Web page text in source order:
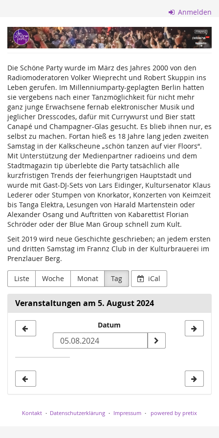
Inhalt
springen
Anmelden
Die
Schöne
Party
GmbH
Die Schöne Party wurde im März des Jahres 2000 von den
Radiomoderatoren Volker Wieprecht und Robert Skuppin ins
Leben gerufen. Im Millenniumparty-geplagten Berlin hatten
sie vergebens nach einer Tanzmöglichkeit für nicht mehr
ganz junge Erwachsene fernab elektronischer Musik und
jeglicher Dresscodes, dafür mit Currywurst und Bier statt
Canapé und Champagner-Glas gesucht. Es blieb ihnen nur, es
selbst zu machen. Fortan hieß es 18 Jahre lang jeden zweiten
Samstag in der Kalkscheune „schön tanzen auf vier Floors“.
Mit Unterstützung der Medienpartner radioeins und dem
Stadtmagazin tip überlebte die Party tatsächlich alle
kurzfristigen Trends der feierhungrigen Hauptstadt und
wurde mit Gast-DJ-Sets von Lars Eidinger, Kultursenator Klaus
Lederer oder Stumpen von Knorkator, Konzerten von Keimzeit
bis Tanga Elektra, Lesungen von Harald Martenstein oder
Alexander Osang und Auftritten von Kabarettist Florian
Schröder oder der Blue Man Group schnell zum Kult.
Seit 2019 wird neue Geschichte geschrieben; an jedem ersten
und dritten Samstag im Frannz Club in der Kulturbrauerei im
Prenzlauer Berg.
Liste Woche Monat Tag iCal
Veranstaltungen am 5. August 2024
zur
Anzeige
Datum
Kontakt Datenschutzerklärung Impressum powered by pretix